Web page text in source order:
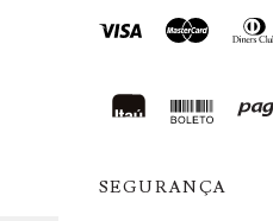
SEGURANÇA